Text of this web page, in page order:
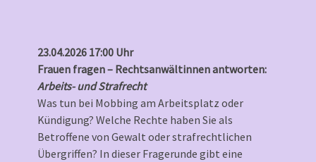
23.04.2026 17:00 Uhr
Frauen fragen – Rechtsanwältinnen antworten:
Arbeits- und Strafrecht
Was tun bei Mobbing am Arbeitsplatz oder
Kündigung? Welche Rechte haben Sie als
Betroffene von Gewalt oder strafrechtlichen
Übergriffen? In dieser Fragerunde gibt eine